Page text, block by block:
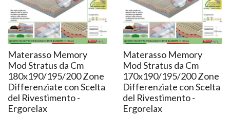
Materasso Memory
Mod Stratus da Cm
180x190/195/200 Zone
Differenziate con Scelta
del Rivestimento -
Ergorelax
Materasso Memory
Mod Stratus da Cm
170x190/195/200 Zone
Differenziate con Scelta
del Rivestimento -
Ergorelax